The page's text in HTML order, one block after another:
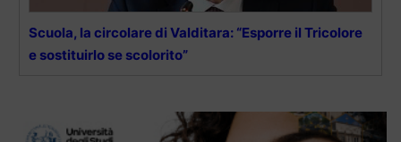
Scuola, la circolare di Valditara: “Esporre il Tricolore
e sostituirlo se scolorito”